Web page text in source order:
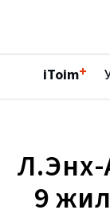
iToim+
Л.Энх-
9